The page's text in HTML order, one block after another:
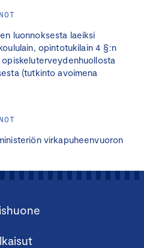
luonnoksesta laeiksi
opintotukilain 4 §:n
(tutkinto avoimena
virkapuheenvuoron